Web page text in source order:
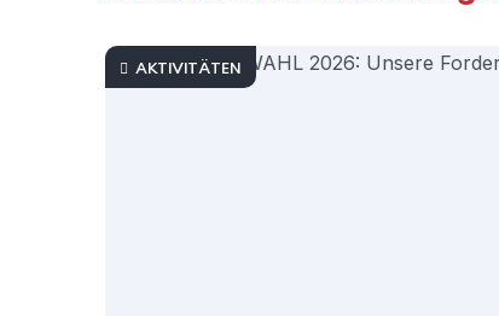
AKTIVITÄTEN